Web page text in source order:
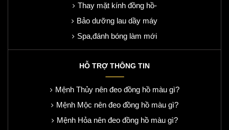
Thay mặt kính đồng hồ-
Bảo dưỡng lau dầy máy
Spa,đánh bóng làm mới
HỖ TRỢ THÔNG TIN
Mệnh Thủy nên đeo đồng hồ màu gì?
Mệnh Mộc nên đeo đồng hồ màu gì?
Mệnh Hỏa nên đeo đồng hồ màu gì?